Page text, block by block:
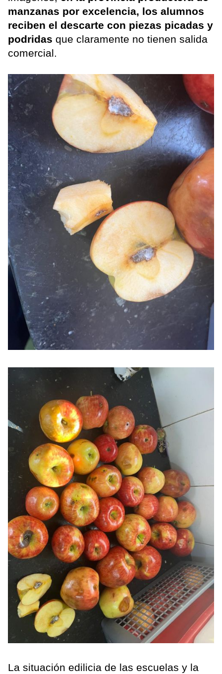
manzanas por excelencia, los alumnos
reciben el descarte con piezas picadas y
podridas que claramente no tienen salida
comercial.
La situación edilicia de las escuelas y la